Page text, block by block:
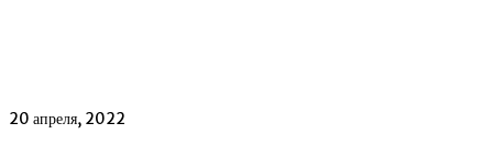
20 апреля, 2022